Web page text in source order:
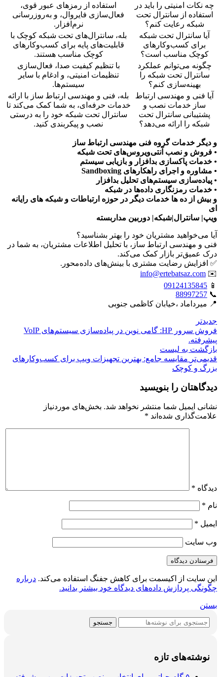
چه نکات امنیتی را باید در
استفاده از سانترال تحت
شبکه رعایت کنم؟
استفاده از رمزهای عبور قوی،
فعال‌سازی فایروال، و به‌روزرسانی
نرم‌افزار.
آیا سانترال تحت شبکه
برای کسب‌وکارهای
کوچک مناسب است؟
بله، سانترال‌های تحت شبکه کوچک با
قابلیت‌های پایه برای کسب‌وکارهای
کوچک مناسب هستند.
چگونه می‌توانم عملکرد
سانترال تحت شبکه را
بهینه‌سازی کنم؟
با تنظیم کیفیت صدا، فعال‌سازی
تنظیمات امنیتی، و ادغام با سایر
سیستم‌ها.
آیا فنی و مهندسی ارتباط
ساز خدمات نصب و
پشتیبانی سانترال تحت
شبکه را ارائه می‌دهد؟
بله، فنی و مهندسی ارتباط ساز با ارائه
خدمات حرفه‌ای، به شما کمک می‌کند تا
سانترال تحت شبکه خود را به درستی
نصب و پیکربندی کنید.
و دیگر خدمات گروه فنی مهندسی ارتباط ساز
• فروش و نصب آنتی‌ویروس‌های تحت شبکه
• خدمات پاکسازی بدافزار و بازیابی سیستم
• مشاوره و اجرای راهکارهای Sandboxing
• پیاده‌سازی سیستم‌های تحلیل بدافزار
• خدمات رمزنگاری داده‌ها در شبکه
و بیش از ده ها خدمات دیگر در حوزه ارتباطات و شبکه های رایانه
ای
ویپ| سانترال|شبکه| دوربین مداربسته
آیا می‌خواهید مشتریان خود را بهتر بشناسید؟
فنی و مهندسی ارتباط ساز، با تحلیل اطلاعات مشتریان، به شما در
درک عمیق‌تر بازار کمک می‌کند.
✅ افزایش رضایت مشتری با بینش‌های داده‌محور.
✉️
info@ertebatsaz.com
📱
09124135845
📞
88997257
📍 میرداماد ،خیابان کاظمی جنوبی
جدیدتر
فروش سرور HP: گامی نوین در پیاده‌سازی سیستم‌های VoIP
پیشرفته.
بازگشت بە لیست
قدیمی‌تر مقایسه جامع: بهترین تجهیزات ویپ برای کسب‌وکارهای
بزرگ و کوچک
دیدگاهتان را بنویسید
نشانی ایمیل شما منتشر نخواهد شد. بخش‌های موردنیاز
علامت‌گذاری شده‌اند *
دیدگاه *
نام *
ایمیل *
وب‌ سایت
این سایت از اکیسمت برای کاهش جفنگ استفاده می‌کند. درباره
چگونگی پردازش داده‌های دیدگاه خود بیشتر بدانید.
بستن
جستجو
نوشته‌های تازه